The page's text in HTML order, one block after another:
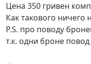
Цена 350 гривен
Как такового ничего
P.S. про поводу
т.к. одни броне